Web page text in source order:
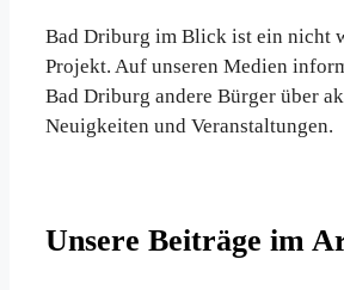
Bad Driburg im Blick ist ein nicht
Projekt. Auf unseren Medien
Bad Driburg andere Bürger über
Neuigkeiten und Veranstaltungen.
Unsere Beiträge im